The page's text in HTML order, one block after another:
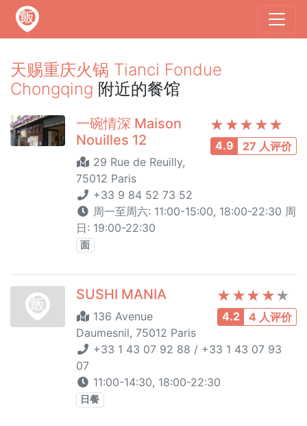
天赐重庆火锅 Tianci Fondue
Chongqing 附近的餐馆
4.9 27 人评价
一碗情深 Maison
Nouilles 12
29 Rue de Reuilly,
75012 Paris
+33 9 84 52 73 52
周一至周六: 11:00-15:00, 18:00-22:30 周
日: 19:00-22:30
面
4.2 4 人评价
SUSHI MANIA
136 Avenue
Daumesnil, 75012 Paris
+33 1 43 07 92 88 / +33 1 43 07 93
07
11:00-14:30, 18:00-22:30
日餐